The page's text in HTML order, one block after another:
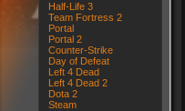
Half-Life 3
Team Fortress 2
Portal
Portal 2
Counter-Strike
Day of Defeat
Left 4 Dead
Left 4 Dead 2
Dota 2
Steam